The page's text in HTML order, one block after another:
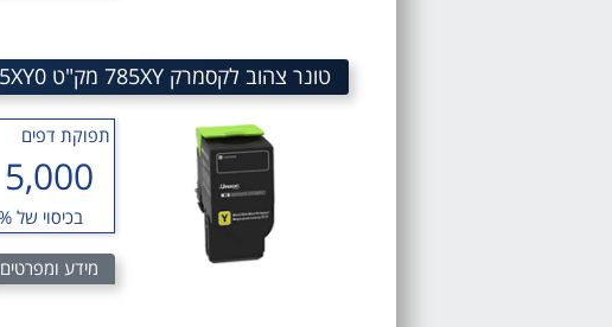
טונר צהוב לקסמרק 785XY מק"ט 785XY yellow toner cartridge 78C5XY0
תפוקת דפים
5,000
בכיסוי של 5%
מידע ומפרטים